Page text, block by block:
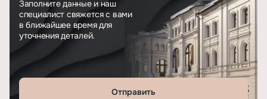
Заполните данные и наш
специалист свяжется с вами
в ближайшее время для
уточнения деталей.
Отправить